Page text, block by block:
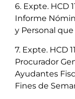
6. Expte. HCD
Informe
y Personal
7. Expte. HCD
Procurador
Ayudantes
Fines de